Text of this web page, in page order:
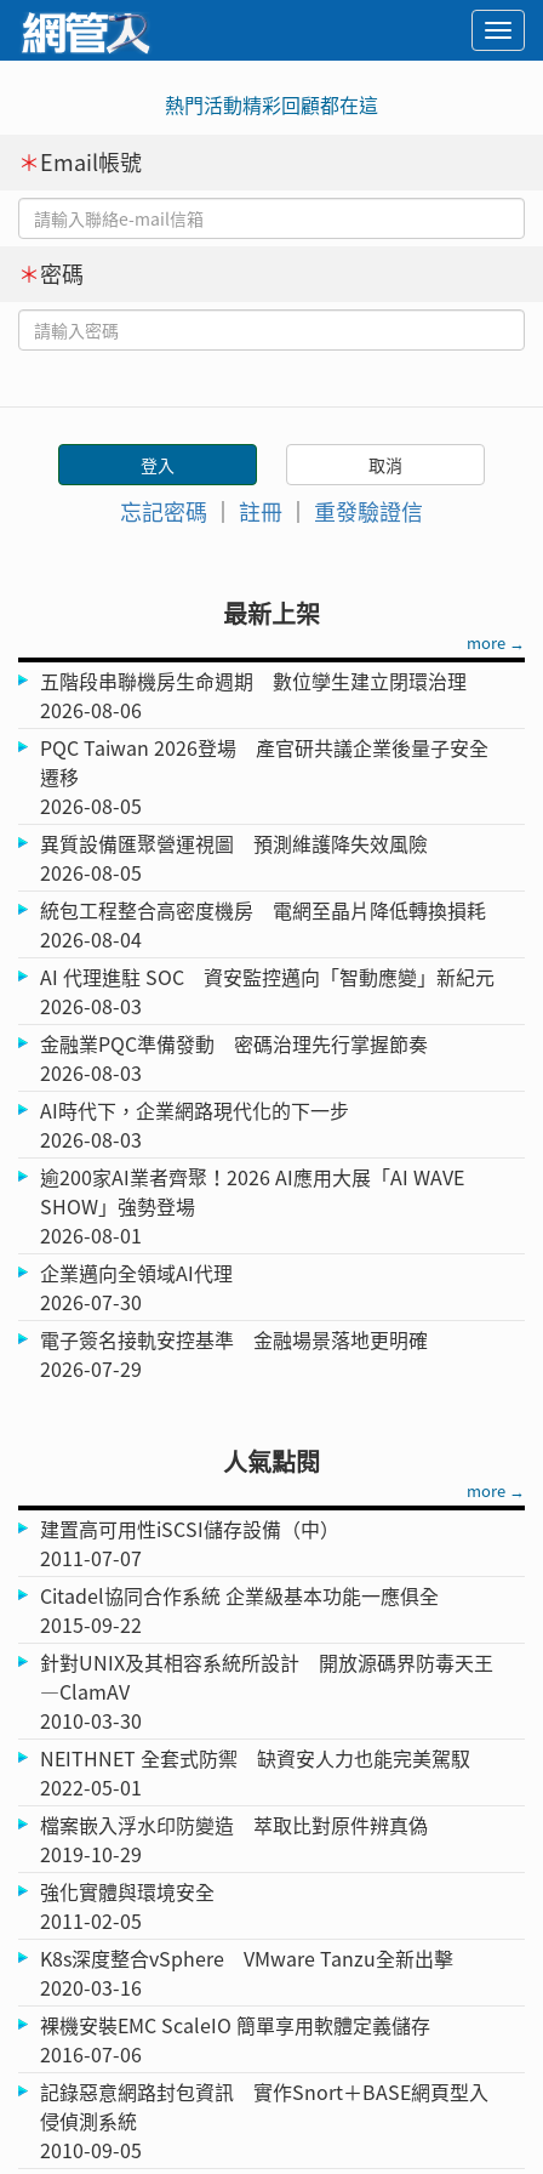
熱門活動精彩回顧都在這
＊Email帳號
＊密碼
忘記密碼 ｜ 註冊 ｜ 重發驗證信
最新上架
more →
五階段串聯機房生命週期 數位孿生建立閉環治理
2026-08-06
PQC Taiwan 2026登場 產官研共議企業後量子安全
遷移
2026-08-05
異質設備匯聚營運視圖 預測維護降失效風險
2026-08-05
統包工程整合高密度機房 電網至晶片降低轉換損耗
2026-08-04
AI 代理進駐 SOC 資安監控邁向「智動應變」新紀元
2026-08-03
金融業PQC準備發動 密碼治理先行掌握節奏
2026-08-03
AI時代下，企業網路現代化的下一步
2026-08-03
逾200家AI業者齊聚！2026 AI應用大展「AI WAVE
SHOW」強勢登場
2026-08-01
企業邁向全領域AI代理
2026-07-30
電子簽名接軌安控基準 金融場景落地更明確
2026-07-29
人氣點閱
more →
建置高可用性iSCSI儲存設備（中）
2011-07-07
Citadel協同合作系統 企業級基本功能一應俱全
2015-09-22
針對UNIX及其相容系統所設計 開放源碼界防毒天王
—ClamAV
2010-03-30
NEITHNET 全套式防禦 缺資安人力也能完美駕馭
2022-05-01
檔案嵌入浮水印防變造 萃取比對原件辨真偽
2019-10-29
強化實體與環境安全
2011-02-05
K8s深度整合vSphere VMware Tanzu全新出擊
2020-03-16
裸機安裝EMC ScaleIO 簡單享用軟體定義儲存
2016-07-06
記錄惡意網路封包資訊 實作Snort＋BASE網頁型入
侵偵測系統
2010-09-05